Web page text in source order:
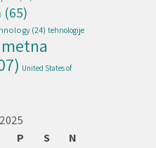
(65)
(24) tehnologije
United States of
P S N